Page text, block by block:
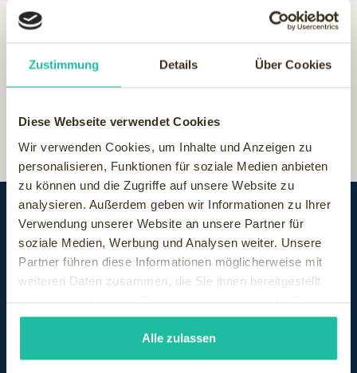
Zustimmung Details Über Cookies
Diese Webseite verwendet Cookies
Wir verwenden Cookies, um Inhalte und Anzeigen zu
personalisieren, Funktionen für soziale Medien anbieten
zu können und die Zugriffe auf unsere Website zu
analysieren. Außerdem geben wir Informationen zu Ihrer
Verwendung unserer Website an unsere Partner für
soziale Medien, Werbung und Analysen weiter. Unsere
Partner führen diese Informationen möglicherweise mit
weiteren Daten zusammen, die Sie ihnen bereitgestellt
gesammelt haben.
Alle zulassen
Während man in der Badescheune weiterhin ausgiebig
gelungenen "Zuwachs"!
SUBFOOTER MENU